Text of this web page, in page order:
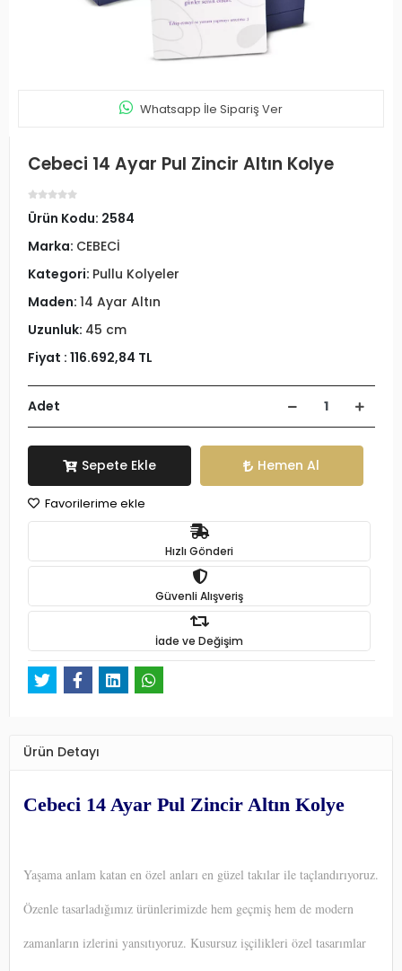
Whatsapp İle Sipariş Ver
Cebeci 14 Ayar Pul Zincir Altın Kolye
Ürün Kodu: 2584
Marka: CEBECİ
Kategori: Pullu Kolyeler
Maden: 14 Ayar Altın
Uzunluk: 45 cm
Fiyat : 116.692,84 TL
Adet
Sepete Ekle Hemen Al
Favorilerime ekle
Hızlı Gönderi
Güvenli Alışveriş
İade ve Değişim
Ürün Detayı
Cebeci 14 Ayar Pul Zincir Altın Kolye
Yaşama anlam katan en özel anları en güzel takılar ile taçlandırıyoruz.
Özenle tasarladığımız ürünlerimizde hem geçmiş hem de modern
zamanların izlerini yansıtıyoruz. Kusursuz işçilikleri özel tasarımlar